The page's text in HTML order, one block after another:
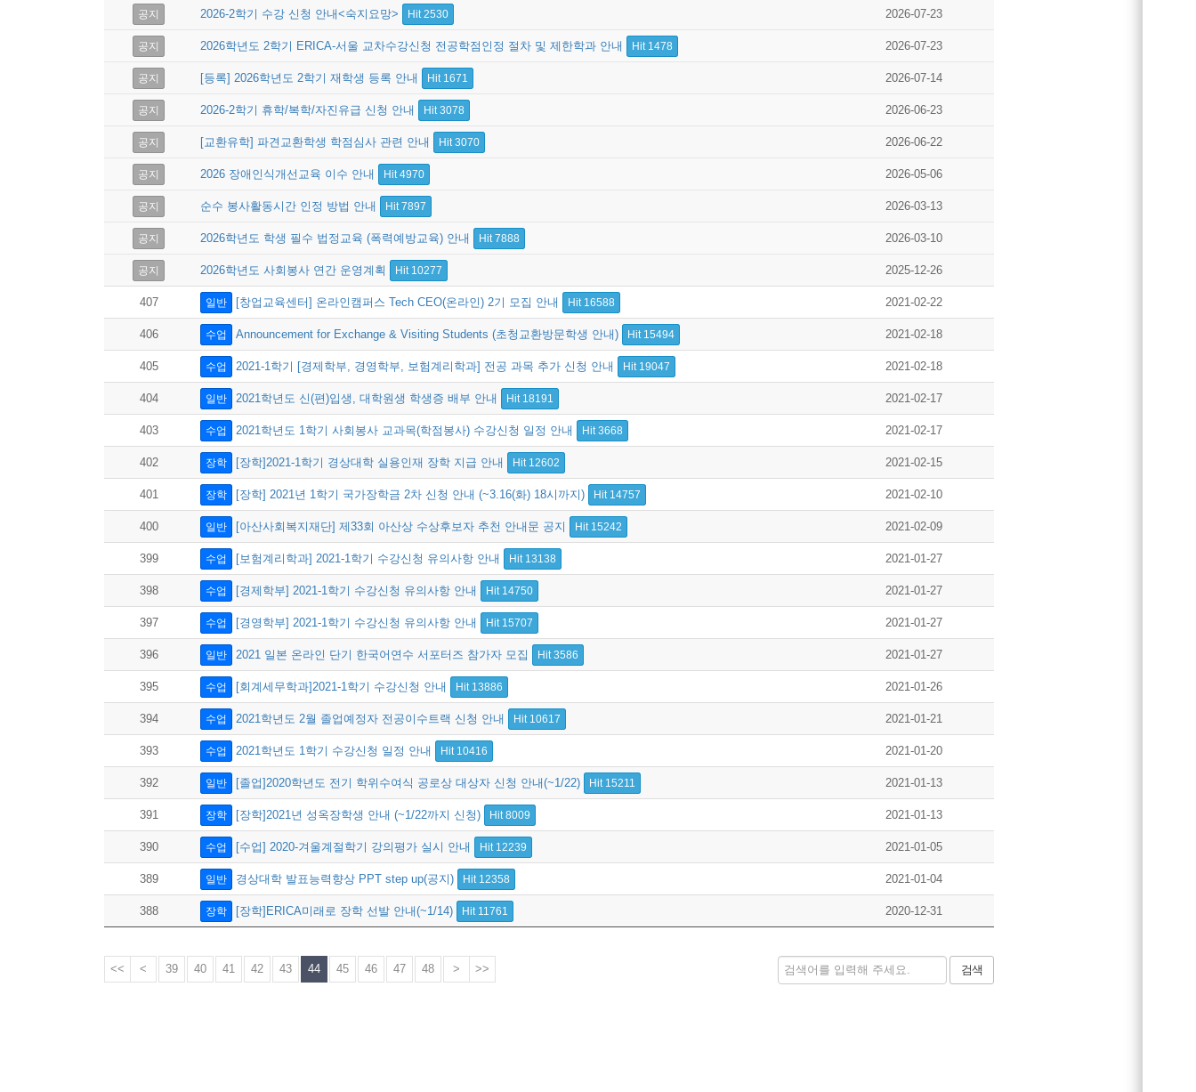
공지 2026-2학기 수강 신청 안내<숙지요망> Hit 2530 2026-07-23
공지 2026학년도 2학기 ERICA-서울 교차수강신청 전공학점인정 절차 및 제한학과 안내 Hit 1478 2026-07-23
공지 [등록] 2026학년도 2학기 재학생 등록 안내 Hit 1671 2026-07-14
공지 2026-2학기 휴학/복학/자진유급 신청 안내 Hit 3078 2026-06-23
공지 [교환유학] 파견교환학생 학점심사 관련 안내 Hit 3070 2026-06-22
공지 2026 장애인식개선교육 이수 안내 Hit 4970 2026-05-06
공지 순수 봉사활동시간 인정 방법 안내 Hit 7897 2026-03-13
공지 2026학년도 학생 필수 법정교육 (폭력예방교육) 안내 Hit 7888 2026-03-10
공지 2026학년도 사회봉사 연간 운영계획 Hit 10277 2025-12-26
407 일반 [창업교육센터] 온라인캠퍼스 Tech CEO(온라인) 2기 모집 안내 Hit 16588 2021-02-22
406 수업 Announcement for Exchange & Visiting Students (초청교환방문학생 안내) Hit 15494 2021-02-18
405 수업 2021-1학기 [경제학부, 경영학부, 보험계리학과] 전공 과목 추가 신청 안내 Hit 19047 2021-02-18
404 일반 2021학년도 신(편)입생, 대학원생 학생증 배부 안내 Hit 18191 2021-02-17
403 수업 2021학년도 1학기 사회봉사 교과목(학점봉사) 수강신청 일정 안내 Hit 3668 2021-02-17
402 장학 [장학]2021-1학기 경상대학 실용인재 장학 지급 안내 Hit 12602 2021-02-15
401 장학 [장학] 2021년 1학기 국가장학금 2차 신청 안내 (~3.16(화) 18시까지) Hit 14757 2021-02-10
400 일반 [아산사회복지재단] 제33회 아산상 수상후보자 추천 안내문 공지 Hit 15242 2021-02-09
399 수업 [보험계리학과] 2021-1학기 수강신청 유의사항 안내 Hit 13138 2021-01-27
398 수업 [경제학부] 2021-1학기 수강신청 유의사항 안내 Hit 14750 2021-01-27
397 수업 [경영학부] 2021-1학기 수강신청 유의사항 안내 Hit 15707 2021-01-27
396 일반 2021 일본 온라인 단기 한국어연수 서포터즈 참가자 모집 Hit 3586 2021-01-27
395 수업 [회계세무학과]2021-1학기 수강신청 안내 Hit 13886 2021-01-26
394 수업 2021학년도 2월 졸업예정자 전공이수트랙 신청 안내 Hit 10617 2021-01-21
393 수업 2021학년도 1학기 수강신청 일정 안내 Hit 10416 2021-01-20
392 일반 [졸업]2020학년도 전기 학위수여식 공로상 대상자 신청 안내(~1/22) Hit 15211 2021-01-13
391 장학 [장학]2021년 성옥장학생 안내 (~1/22까지 신청) Hit 8009 2021-01-13
390 수업 [수업] 2020-겨울계절학기 강의평가 실시 안내 Hit 12239 2021-01-05
389 일반 경상대학 발표능력향상 PPT step up(공지) Hit 12358 2021-01-04
388 장학 [장학]ERICA미래로 장학 선발 안내(~1/14) Hit 11761 2020-12-31
<< < 39 40 41 42 43 44 45 46 47 48 > >> 검색